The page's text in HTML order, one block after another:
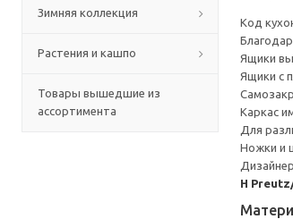
Зимняя коллекция
Растения и кашпо
Товары вышедшие из
ассортимента
Код
Ящики
Ящики с
Каркас
Для
Ножки и
H